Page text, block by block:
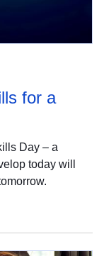
for a
Day – a
today will